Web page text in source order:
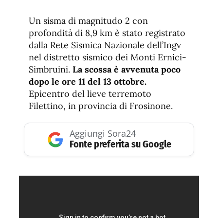
fuente
de
fuente.
Un sisma di magnitudo 2 con
profondità di 8,9 km è stato registrato
dalla Rete Sismica Nazionale dell’Ingv
nel distretto sismico dei Monti Ernici-
Simbruini. La scossa è avvenuta poco
dopo le ore 11 del 13 ottobre.
Epicentro del lieve terremoto
Filettino, in provincia di Frosinone.
Aggiungi Sora24
Fonte preferita su Google